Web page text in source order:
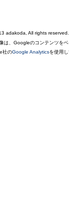
adakoda, All rights reserved.
は、Googleのコンテンツをベ
社のGoogle Analyticsを使用し